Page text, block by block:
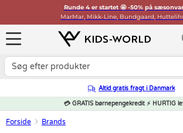
Runde 4 er startet 🤩 -50% på
MarMar, Mikk-Line, Bundgaard,
Altid gratis fragt i Danmark
💳 GRATIS børnepengekredit ⚡ HURTIG
Forside Brands